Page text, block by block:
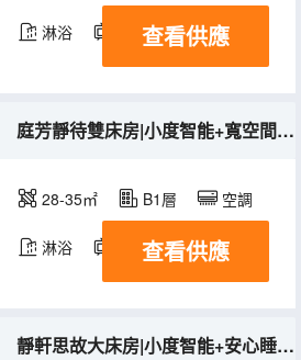
淋浴 電視機 冰箱
查看供應
庭芳靜待雙床房|小度智能+寬空間+冰箱+洗衣機
28-35㎡ B1層 空調
淋浴 電視機 冰箱
查看供應
靜軒思故大床房|小度智能+安心睡眠+冰箱+洗衣機